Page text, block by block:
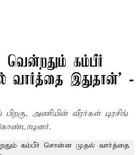
கம்பீர்
இதுதான்’ -
பிறகு, அணியின் வீரர்கள் டிரசிங்